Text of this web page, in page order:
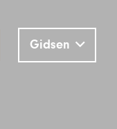
Gidsen